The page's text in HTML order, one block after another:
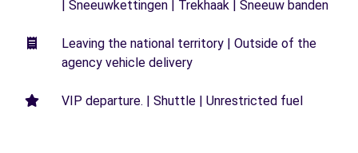
| Sneeuwkettingen | Trekhaak | Sneeuw banden
Leaving the national territory | Outside of the
agency vehicle delivery
VIP departure. | Shuttle | Unrestricted fuel